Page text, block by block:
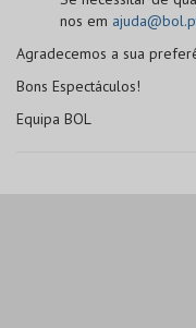
nos em
Agradecemos a sua
Bons Espectáculos!
Equipa BOL